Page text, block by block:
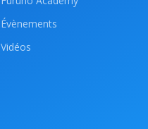
Évènements
Vidéos